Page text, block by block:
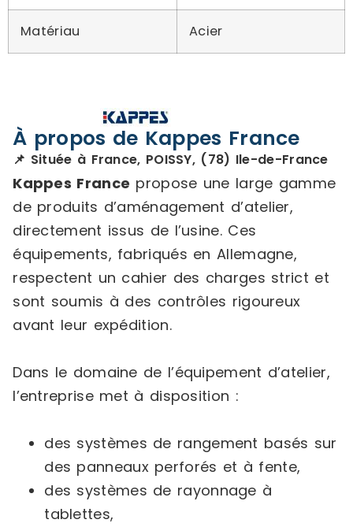
Matériau Acier
À propos de Kappes France
📌 Située à France, POISSY, (78) Ile-de-France
Kappes France propose une large gamme
de produits d’aménagement d’atelier,
directement issus de l’usine. Ces
équipements, fabriqués en Allemagne,
respectent un cahier des charges strict et
sont soumis à des contrôles rigoureux
avant leur expédition.
Dans le domaine de l’équipement d’atelier,
l’entreprise met à disposition :
des systèmes de rangement basés sur
des panneaux perforés et à fente,
des systèmes de rayonnage à
tablettes,